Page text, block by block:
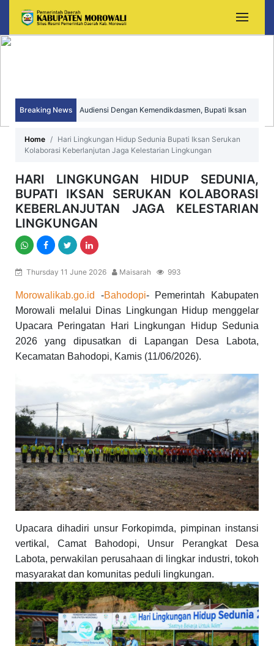
Breaking News
HUT ke-15 Kecamatan Bungku Timur
Pendidikan Morowali
Home
Hari Lingkungan Hidup Sedunia Bupati Iksan Serukan
Kolaborasi Keberlanjutan Jaga Kelestarian Lingkungan
HARI LINGKUNGAN HIDUP SEDUNIA,
BUPATI IKSAN SERUKAN KOLABORASI
KEBERLANJUTAN JAGA KELESTARIAN
LINGKUNGAN
Thursday 11 June 2026 Maisarah 993
Morowalikab.go.id -Bahodopi- Pemerintah Kabupaten
Morowali melalui Dinas Lingkungan Hidup menggelar
Upacara Peringatan Hari Lingkungan Hidup Sedunia
2026 yang dipusatkan di Lapangan Desa Labota,
Kecamatan Bahodopi, Kamis (11/06/2026).
Upacara dihadiri unsur Forkopimda, pimpinan instansi
vertikal, Camat Bahodopi, Unsur Perangkat Desa
Labota, perwakilan perusahaan di lingkar industri, tokoh
masyarakat dan komunitas peduli lingkungan.